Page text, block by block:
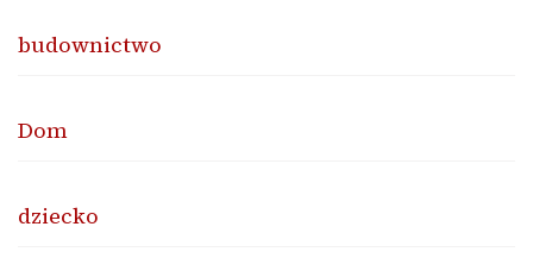
budownictwo
Dom
dziecko